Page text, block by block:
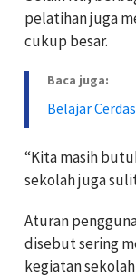
pelatihan juga
cukup besar.
Baca juga:
Belajar
“Kita masih
sekolah juga
Aturan
disebut sering
kegiatan